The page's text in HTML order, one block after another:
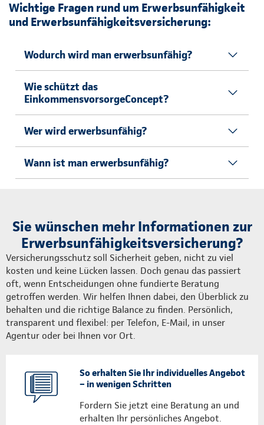
Wichtige Fragen rund um Erwerbsunfähigkeit
und Erwerbsunfähigkeitsversicherung:
Wodurch wird man erwerbsunfähig?
Wie schützt das
EinkommensvorsorgeConcept?
Wer wird erwerbsunfähig?
Wann ist man erwerbsunfähig?
Sie wünschen mehr Informationen zur
Erwerbsunfähigkeitsversicherung?
Versicherungsschutz soll Sicherheit geben, nicht zu viel
kosten und keine Lücken lassen. Doch genau das passiert
oft, wenn Entscheidungen ohne fundierte Beratung
getroffen werden. Wir helfen Ihnen dabei, den Überblick zu
behalten und die richtige Balance zu finden. Persönlich,
transparent und flexibel: per Telefon, E-Mail, in unser
Agentur oder bei Ihnen vor Ort.
So erhalten Sie Ihr individuelles Angebot
– in wenigen Schritten
Fordern Sie jetzt eine Beratung an und
erhalten Ihr persönliches Angebot.